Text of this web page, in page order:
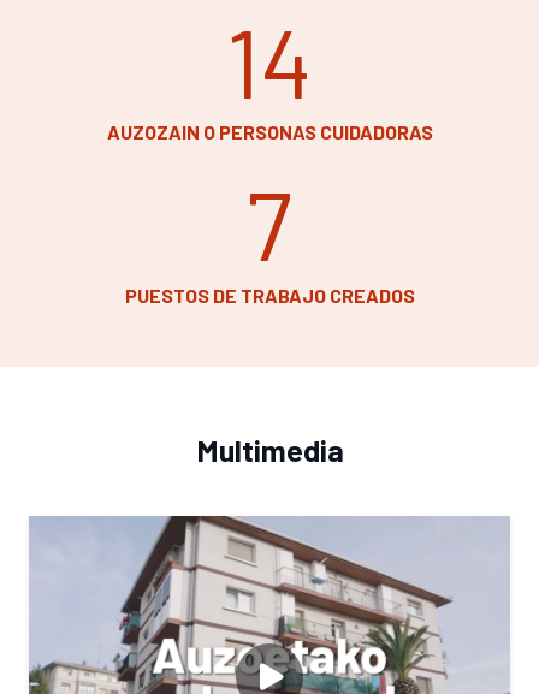
14
AUZOZAIN O PERSONAS CUIDADORAS
7
PUESTOS DE TRABAJO CREADOS
Multimedia